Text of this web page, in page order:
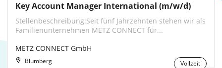
Key Account Manager International (m/w/d)
Stellenbeschreibung:Seit fünf Jahrzehnten stehen wir als
Familienunternehmen METZ CONNECT für...
METZ CONNECT GmbH
Blumberg Vollzeit